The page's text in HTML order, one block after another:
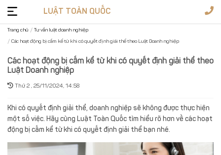
vấn
pháp
luật
Dịch
vụ
phép
Văn
bản
LUẬT TOÀN QUỐC
Trang chủ Tư vấn luật doanh nghiệp
Các hoạt động bị cấm kể từ khi có quyết định giải thể theo Luật Doanh nghiệp
Các hoạt động bị cấm kể từ khi có quyết định giải thể theo
Luật Doanh nghiệp
Thứ 2 , 25/11/2024, 14:58
Khi có quyết định giải thể, doanh nghiệp sẽ không được thực hiện
một số việc. Hãy cùng Luật Toàn Quốc tìm hiểu rõ hơn về các hoạt
động bị cấm kể từ khi có quyết định giải thể bạn nhé.